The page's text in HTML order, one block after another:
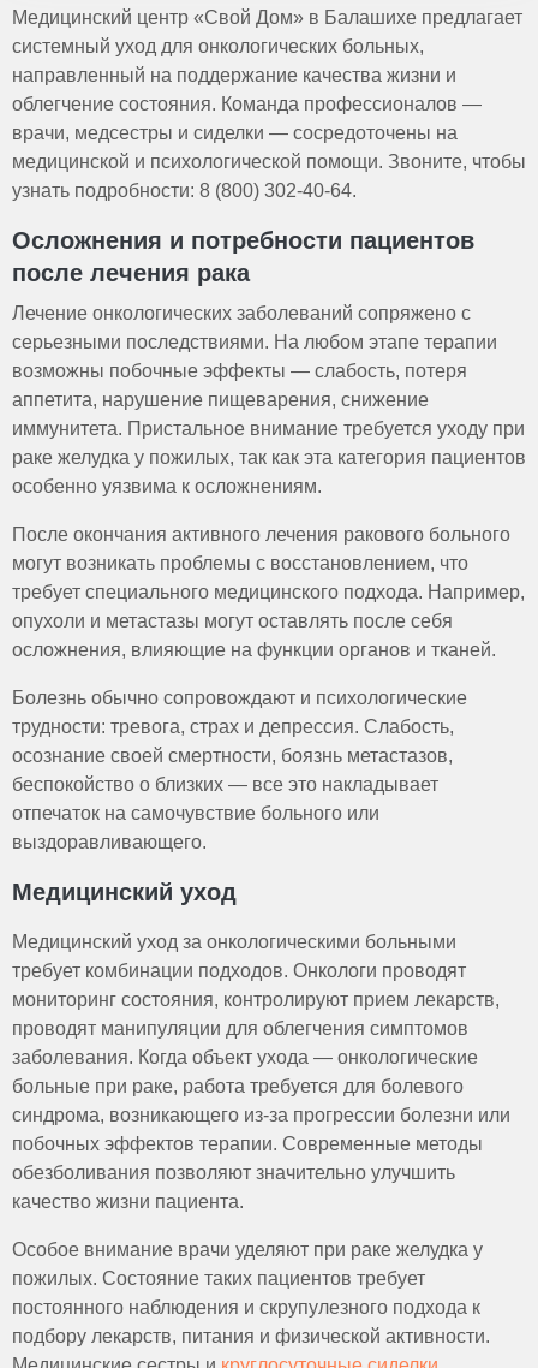
Медицинский центр «Свой Дом» в Балашихе предлагает
системный уход для онкологических больных,
направленный на поддержание качества жизни и
облегчение состояния. Команда профессионалов —
врачи, медсестры и сиделки — сосредоточены на
медицинской и психологической помощи. Звоните, чтобы
узнать подробности: 8 (800) 302-40-64.
Осложнения и потребности пациентов
после лечения рака
Лечение онкологических заболеваний сопряжено с
серьезными последствиями. На любом этапе терапии
возможны побочные эффекты — слабость, потеря
аппетита, нарушение пищеварения, снижение
иммунитета. Пристальное внимание требуется уходу при
раке желудка у пожилых, так как эта категория пациентов
особенно уязвима к осложнениям.
После окончания активного лечения ракового больного
могут возникать проблемы с восстановлением, что
требует специального медицинского подхода. Например,
опухоли и метастазы могут оставлять после себя
осложнения, влияющие на функции органов и тканей.
Болезнь обычно сопровождают и психологические
трудности: тревога, страх и депрессия. Слабость,
осознание своей смертности, боязнь метастазов,
беспокойство о близких — все это накладывает
отпечаток на самочувствие больного или
выздоравливающего.
Медицинский уход
Медицинский уход за онкологическими больными
требует комбинации подходов. Онкологи проводят
мониторинг состояния, контролируют прием лекарств,
проводят манипуляции для облегчения симптомов
заболевания. Когда объект ухода — онкологические
больные при раке, работа требуется для болевого
синдрома, возникающего из-за прогрессии болезни или
побочных эффектов терапии. Современные методы
обезболивания позволяют значительно улучшить
качество жизни пациента.
Особое внимание врачи уделяют при раке желудка у
пожилых. Состояние таких пациентов требует
постоянного наблюдения и скрупулезного подхода к
подбору лекарств, питания и физической активности.